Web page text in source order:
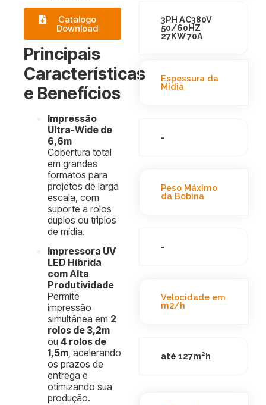
Catalogo
Download
Principais
Características
e Benefícios
Impressão
Ultra-Wide de
6,6m
Cobertura total
em grandes
formatos para
projetos de larga
escala, com
suporte a rolos
duplos ou triplos
de mídia.
Impressora UV
LED Híbrida
com Alta
Produtividade
Permite
impressão
simultânea em 2
rolos de 3,2m
ou 4 rolos de
1,5m, acelerando
os prazos de
entrega e
otimizando sua
produção.
3PH AC380V
50/60HZ
27KW 70A
Espessura da
Mídia
-
Peso Máximo
da Bobina
-
Velocidade em
m2/h
até 127m²h